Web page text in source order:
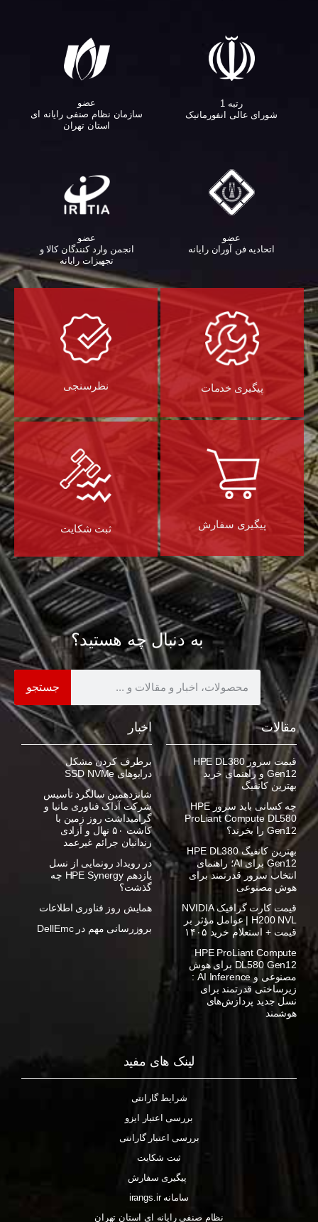
رتبه 1
شورای عالی انفورماتیک
عضو
سازمان نظام صنفی رایانه ای
استان تهران
عضو
اتحادیه فن آوران رایانه
عضو
انجمن وارد کنندگان کالا و
تجهیزات رایانه‌
پیگیری خدمات نظرسنجی
پیگیری سفارش ثبت شکایت
به دنبال چه هستید؟
جستجو
مقالات
قیمت سرور HPE DL380
Gen12 و راهنمای خرید
بهترین کانفیگ
چه کسانی باید سرور HPE
ProLiant Compute DL580
Gen12 را بخرند؟
بهترین کانفیگ HPE DL380
Gen12 برای AI؛ راهنمای
انتخاب سرور قدرتمند برای
هوش مصنوعی
قیمت کارت گرافیک NVIDIA
H200 NVL | عوامل مؤثر بر
قیمت + استعلام خرید ۱۴۰۵
HPE ProLiant Compute
DL580 Gen12 برای هوش
مصنوعی و AI Inference :
زیرساختی قدرتمند برای
نسل جدید پردازش‌های
هوشمند
اخبار
برطرف کردن مشکل
درایوهای SSD NVMe
شانزدهمین سالگرد تأسیس
شرکت آداک فناوری مانیا و
گرامیداشت روز زمین با
کاشت ۵۰ نهال و آزادی
زندانیان جرائم غیرعمد
در رویداد رونمایی از نسل
یازدهم HPE Synergy چه
گذشت؟
همایش روز فناوری اطلاعات
بروزرسانی مهم در DellEmc
لینک های مفید
شرایط گارانتی
بررسی اعتبار ایزو
بررسی اعتبار گارانتی
ثبت شکایت
پیگیری سفارش
سامانه irangs.ir
نظام صنفی رایانه ای استان تهران